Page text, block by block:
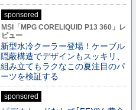
sponsored
MSI「MPG CORELIQUID P13 360」レ
ビュー
新型水冷クーラー登場！ケーブル
隠蔽構造でデザインもスッキリ、
組み立てもラクなこの夏注目のパ
ーツを検証する
sponsored